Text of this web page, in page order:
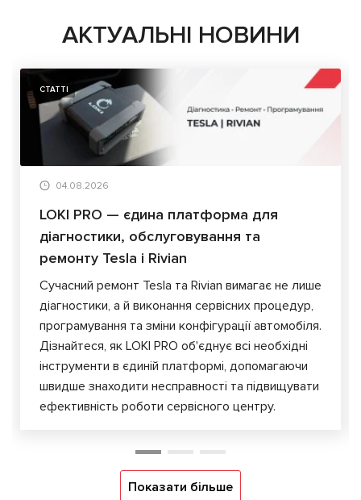
АКТУАЛЬНІ НОВИНИ
СТАТТІ
04.08.2026
LOKI PRO — єдина платформа для
діагностики, обслуговування та
ремонту Tesla і Rivian
Сучасний ремонт Tesla та Rivian вимагає не лише
діагностики, а й виконання сервісних процедур,
програмування та зміни конфігурації автомобіля.
Дізнайтеся, як LOKI PRO об'єднує всі необхідні
інструменти в єдиній платформі, допомагаючи
швидше знаходити несправності та підвищувати
ефективність роботи сервісного центру.
Показати більше